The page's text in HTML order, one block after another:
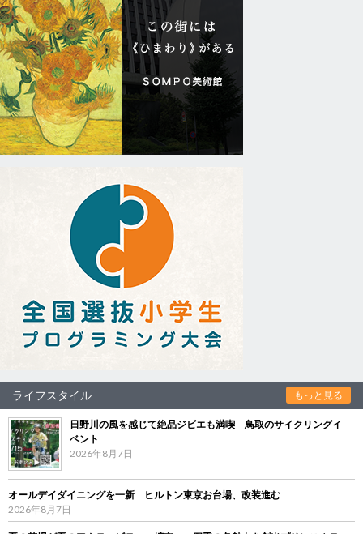
ライフスタイル もっと見る
日野川の風を感じて絶品ジビエも満喫 鳥取のサイクリングイ
ベント
2026年8月7日
オールデイダイニングを一新 ヒルトン東京お台場、改装進む
2026年8月7日